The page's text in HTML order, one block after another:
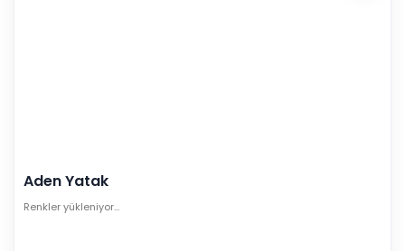
Aden Yatak
Renkler yükleniyor…